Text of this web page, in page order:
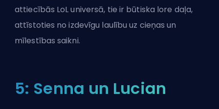
attiecībās LoL universā, tie ir būtiska lore daļa,
attīstoties no izdevīgu laulību uz cieņas un
mīlestības saikni.
5: Senna un Lucian